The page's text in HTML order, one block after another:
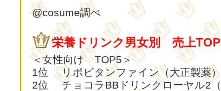
@cosume調べ
栄養ドリンク男女別 売上
＜女性向け TOP5＞
1位 リポビタンファイン（大正製薬）
2位 チョコラBBドリンクローヤル2